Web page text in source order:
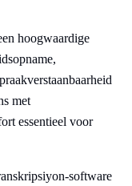
hoogwaardige
met
essentieel voor
software